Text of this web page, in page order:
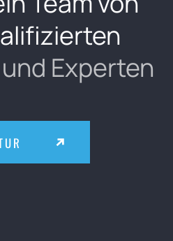
Experten